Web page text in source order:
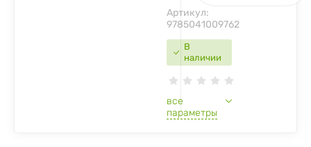
В
наличии
Артикул:
9785041009762
все
параметры